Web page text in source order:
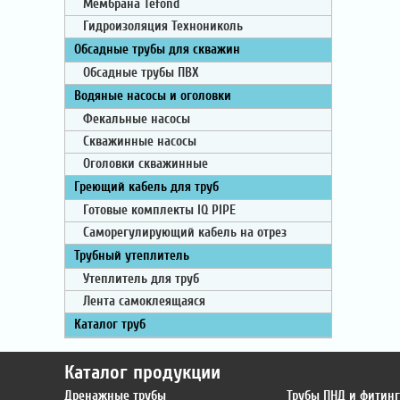
Мембрана Tefond
Гидроизоляция Технониколь
Обсадные трубы для скважин
Обсадные трубы ПВХ
Водяные насосы и оголовки
Фекальные насосы
Скважинные насосы
Оголовки скважинные
Греющий кабель для труб
Готовые комплекты IQ PIPE
Саморегулирующий кабель на отрез
Трубный утеплитель
Утеплитель для труб
Лента самоклеящаяся
Каталог труб
Каталог продукции
Дренажные трубы Трубы ПНД и